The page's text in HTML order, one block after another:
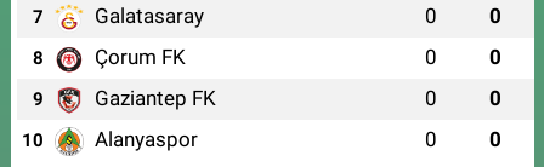
7 Galatasaray 0 0
8 Çorum FK 0 0
9 Gaziantep FK 0 0
10 Alanyaspor 0 0